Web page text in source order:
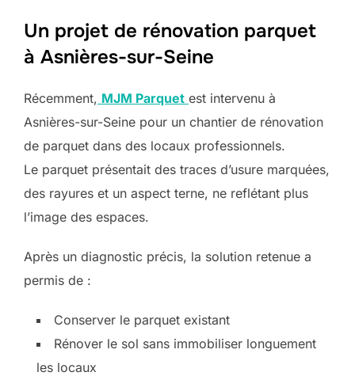
Un projet de rénovation parquet
à Asnières-sur-Seine
Récemment, MJM Parquet est intervenu à
Asnières-sur-Seine pour un chantier de rénovation
de parquet dans des locaux professionnels.
Le parquet présentait des traces d’usure marquées,
des rayures et un aspect terne, ne reflétant plus
l’image des espaces.
Après un diagnostic précis, la solution retenue a
permis de :
Conserver le parquet existant
Rénover le sol sans immobiliser longuement
les locaux